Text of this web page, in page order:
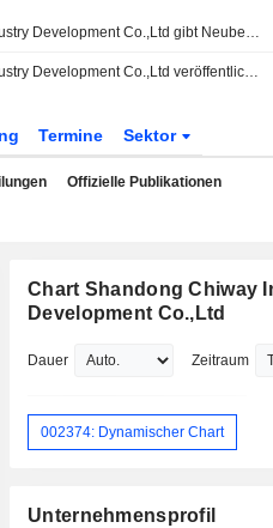
Shandong Chiway Industry Development Co.,Ltd gibt Neubesetzungen im Aufsichtsrat bekannt
Shandong Chiway Industry Development Co.,Ltd veröffentlicht Ergebniszahlen für das erste Quartal zum 31. März 2026
Termine Sektor
Offizielle Publikationen
Chart Shandong Chiway
Development Co.,Ltd
Dauer Zeitraum
002374: Dynamischer Chart
Unternehmensprofil